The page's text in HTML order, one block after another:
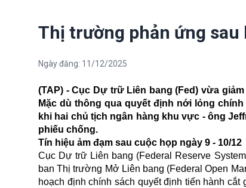
Thị trường phản ứng sau
Ngày đăng: 11/12/2025
(TAP) - Cục Dự trữ Liên bang (Fed) vừa
Mặc dù thông qua quyết định nới lỏng
khi hai chủ tịch ngân hàng khu vực - ông
phiếu chống.
Tín hiệu ảm đạm sau cuộc họp ngày 9 - 10/12
Cục Dự trữ Liên bang (Federal Reserve
ban Thị trường Mở Liên bang (Federal Open
hoạch định chính sách quyết định tiến hành